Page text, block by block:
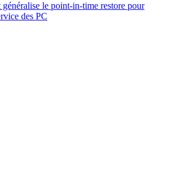
le point-in-time restore pour
des PC